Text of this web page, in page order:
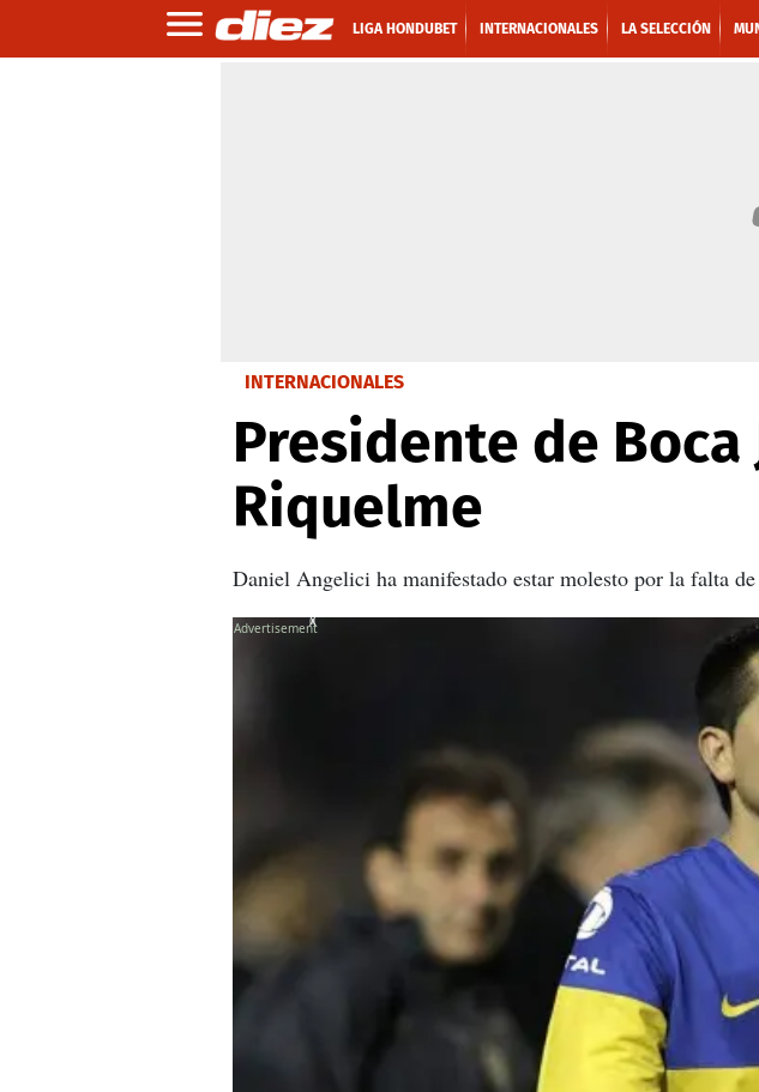
LIGA HONDUBET INTERNACIONALES LA SELECCIÓN
INTERNACIONALES
Presidente de
Riquelme
Daniel Angelici ha manifestado estar molesto por la falta
X